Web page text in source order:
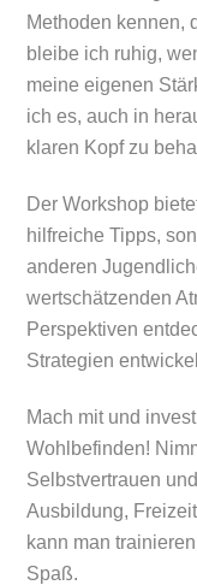
Methoden kennen,
bleibe ich ruhig,
meine eigenen
ich es, auch in
klaren Kopf zu
Der Workshop
hilfreiche Tipps,
anderen
wertschätzenden
Perspektiven
Strategien
Mach mit und
Wohlbefinden!
Selbstvertrauen
Ausbildung,
kann man
Spaß.